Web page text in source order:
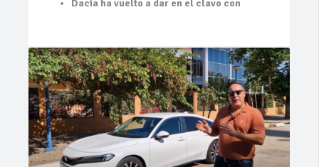
Dacia ha vuelto a dar en el clavo con